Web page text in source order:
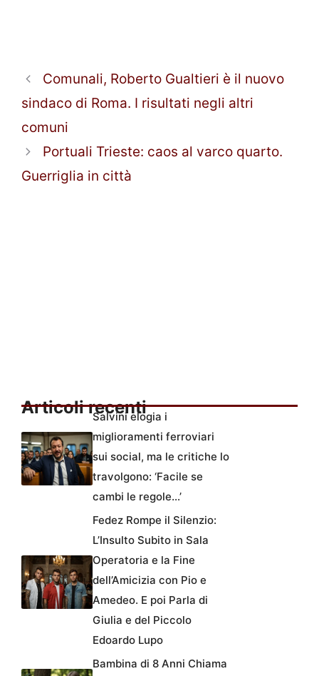
Comunali, Roberto Gualtieri è il nuovo
sindaco di Roma. I risultati negli altri
comuni
Portuali Trieste: caos al varco quarto.
Guerriglia in città
Articoli recenti
Salvini elogia i
miglioramenti ferroviari
sui social, ma le critiche lo
travolgono: ‘Facile se
cambi le regole…’
Fedez Rompe il Silenzio:
L’Insulto Subito in Sala
Operatoria e la Fine
dell’Amicizia con Pio e
Amedeo. E poi Parla di
Giulia e del Piccolo
Edoardo Lupo
Bambina di 8 Anni Chiama